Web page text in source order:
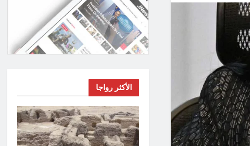
الأكثر رواجا